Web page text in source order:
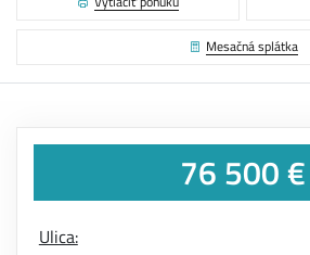
Mesačná splátka
76 500 €
Ulica: